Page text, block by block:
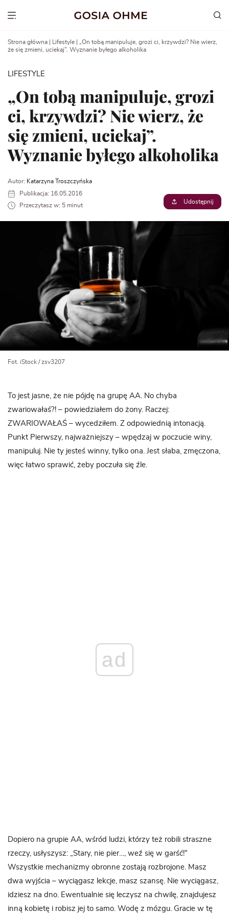
Show menu
Strona główna Lifestyle
„On tobą manipuluje, grozi ci, krzywdzi? Nie wierz,
że się zmieni, uciekaj”. Wyznanie byłego alkoholika
LIFESTYLE
„On tobą manipuluje, grozi
ci, krzywdzi? Nie wierz, że
się zmieni, uciekaj”.
Wyznanie byłego alkoholika
Autor: Katarzyna Troszczyńska
Publikacja: 16.05.2016
Przeczytasz w: 5 minut
Udostępnij
Fot. iStock / zsv3207
To jest jasne, że nie pójdę na grupę AA. No chyba
zwariowałaś?! – powiedziałem do żony. Raczej:
ZWARIOWAŁAŚ – wycedziłem. Z odpowiednią intonacją.
Punkt Pierwszy, najważniejszy – wpędzaj w poczucie winy,
manipuluj. Nie ty jesteś winny, tylko ona. Jest słaba, zmęczona,
więc łatwo sprawić, żeby poczuła się źle.
ad
Dopiero na grupie AA, wśród ludzi, którzy też robili straszne
rzeczy, usłyszysz: „Stary, nie pier…, weź się w garść!”
Wszystkie mechanizmy obronne zostają rozbrojone. Masz
dwa wyjścia – wyciągasz lekcje, masz szansę. Nie wyciągasz,
idziesz na dno. Ewentualnie się leczysz na chwilę, znajdujesz
inną kobietę i robisz jej to samo. Wodę z mózgu. Gracie w tę